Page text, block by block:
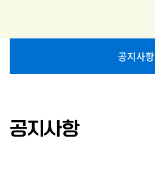
공지사항
공지사항